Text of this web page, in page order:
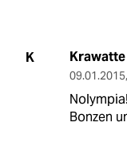
K Krawatte
09.01.2015,
Bonzen